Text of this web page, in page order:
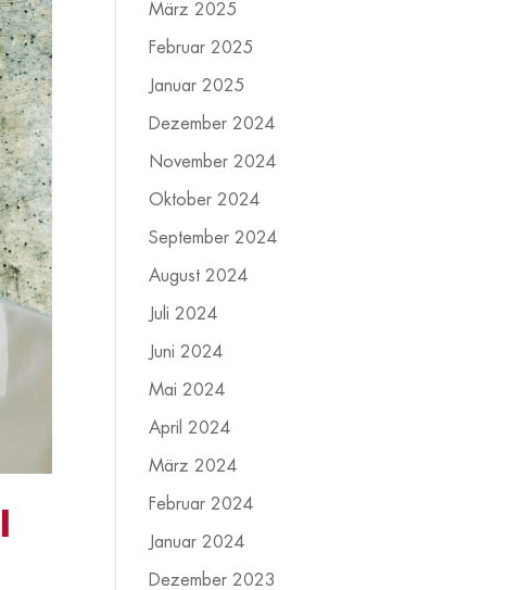
März 2025
Februar 2025
Januar 2025
Dezember 2024
November 2024
Oktober 2024
September 2024
August 2024
Juli 2024
Juni 2024
Mai 2024
April 2024
März 2024
Februar 2024
Januar 2024
Dezember 2023